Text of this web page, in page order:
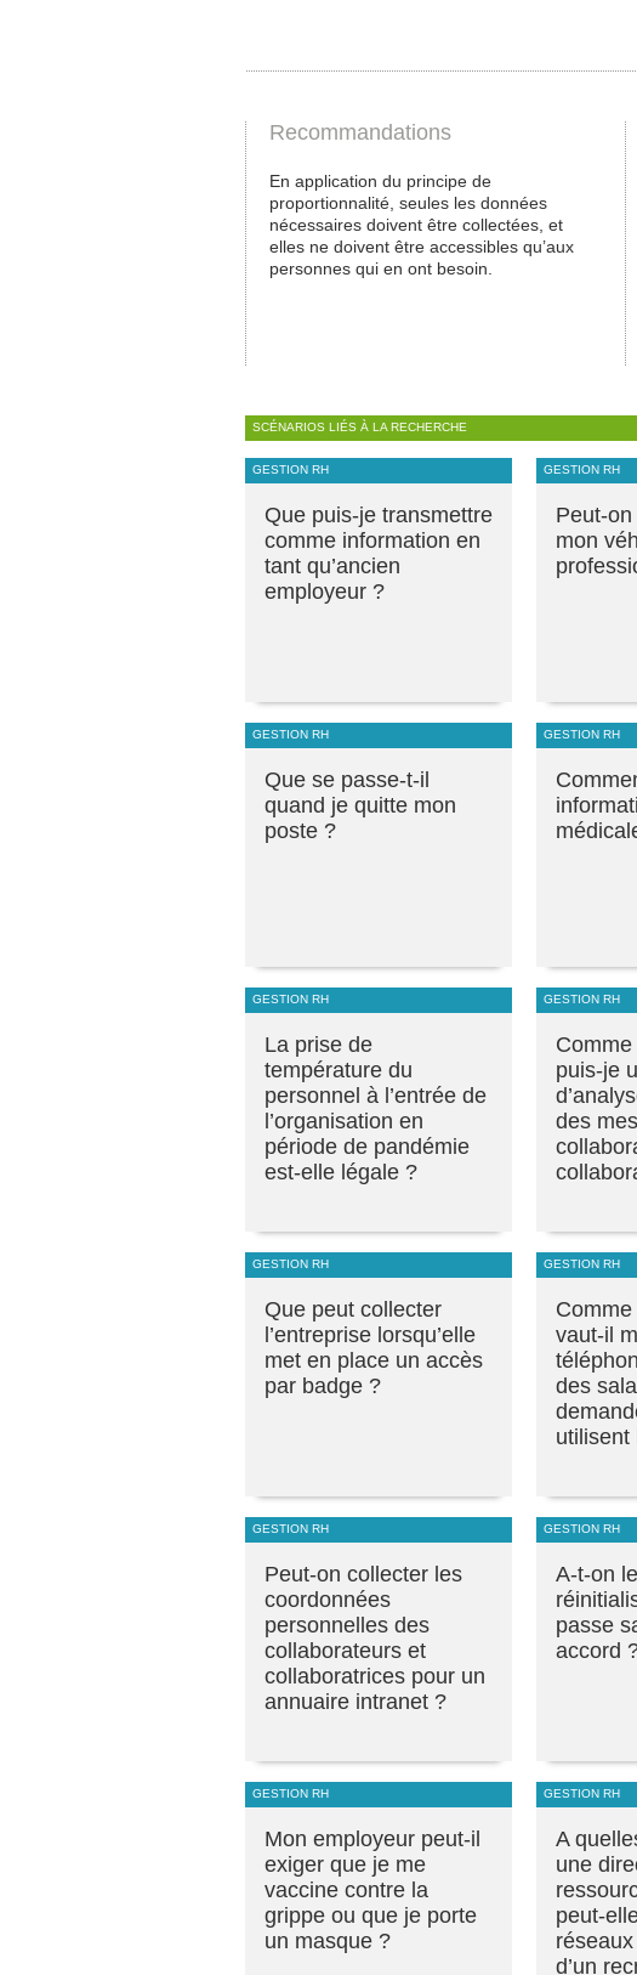
Recommandations
En application du principe de
proportionnalité, seules les données
nécessaires doivent être collectées, et
elles ne doivent être accessibles qu’aux
personnes qui en ont besoin.
SCÉNARIOS LIÉS À LA RECHERCHE
GESTION RH
Que puis-je transmettre
comme information en
tant qu’ancien
employeur ?
GESTION RH
Peut-
mon
GESTION RH
Que se passe-t-il
quand je quitte mon
poste ?
GESTION RH
GESTION RH
La prise de
température du
personnel à l’entrée de
l’organisation en
période de pandémie
est-elle légale ?
GESTION RH
puis-je
des
GESTION RH
Que peut collecter
l’entreprise lorsqu’elle
met en place un accès
par badge ?
GESTION RH
vaut-il
des
utilisent
GESTION RH
Peut-on collecter les
coordonnées
personnelles des
collaborateurs et
collaboratrices pour un
annuaire intranet ?
GESTION RH
A-t-on
passe
accord
GESTION RH
Mon employeur peut-il
exiger que je me
vaccine contre la
grippe ou que je porte
un masque ?
GESTION RH
A
une
peut-
d’un